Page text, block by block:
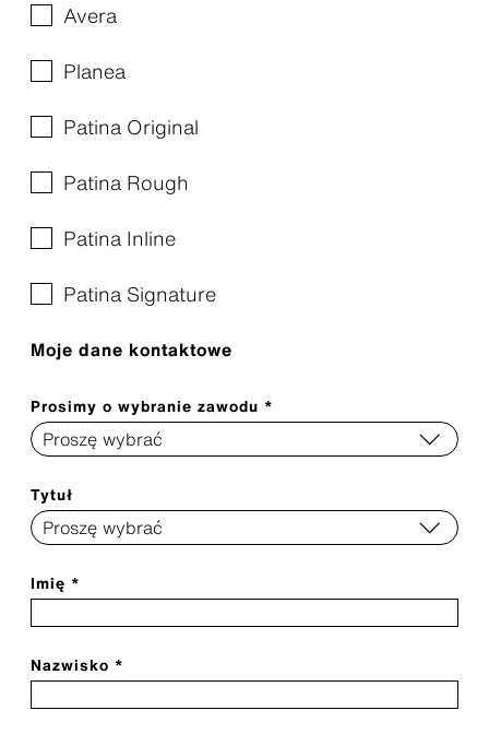
Avera
Planea
Patina Original
Patina Rough
Patina Inline
Patina Signature
Moje dane kontaktowe
Prosimy o wybranie zawodu *
Tytuł
Imię *
Nazwisko *